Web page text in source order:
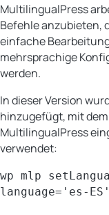
MultilingualPress
Befehle anzubieten,
einfache
mehrsprachige
werden.
In dieser Version
hinzugefügt, mit
MultilingualPress
verwendet:
wp mlp
language='es-ES'